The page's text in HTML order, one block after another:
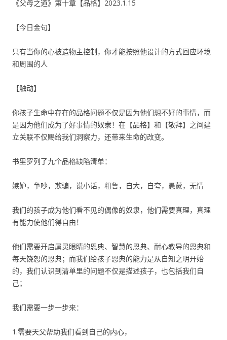
《父母之道》第十章【品格】2023.1.15
【今日金句】
只有当你的心被造物主控制，你才能按照他设计的方式回应环境
和周围的人
【触动】
你孩子生命中存在的品格问题不仅是因为他们想不好的事情，而
是因为他们成为了好事情的奴隶！在【品格】和【敬拜】之间建
立关联不仅赐给我们洞察力，还带来生命的改变。
书里罗列了九个品格缺陷清单：
嫉妒，争吵，欺骗，说小话，粗鲁，自大，自夸，愚蒙，无情
我们的孩子成为他们看不见的偶像的奴隶，他们需要真理，真理
有能力使他们得自由！
他们需要开启属灵眼睛的恩典、智慧的恩典、耐心教导的恩典和
每天饶恕的恩典；而我们给孩子恩典的能力是从自知之明开始
的，我们认识到清单里的问题不仅是描述孩子，也包括我们自
己；
我们需要一步一步来：
1.需要天父帮助我们看到自己的内心，